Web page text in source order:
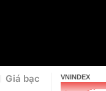
Giá bạc VNINDEX